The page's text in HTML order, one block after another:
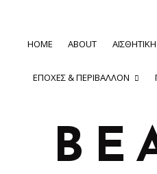
HOME ABOUT
ΕΠΟΧΈΣ & ΠΕΡΙΒΆΛΛΟΝ